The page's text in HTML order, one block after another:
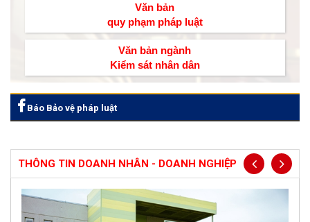
Văn bản
quy phạm pháp luật
Văn bản ngành
Kiểm sát nhân dân
Báo Bảo vệ pháp luật
THÔNG TIN DOANH NHÂN - DOANH NGHIỆP